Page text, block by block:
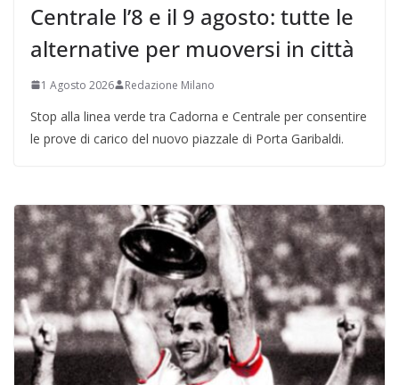
Centrale l’8 e il 9 agosto: tutte le
alternative per muoversi in città
1 Agosto 2026 Redazione Milano
Stop alla linea verde tra Cadorna e Centrale per consentire
le prove di carico del nuovo piazzale di Porta Garibaldi.